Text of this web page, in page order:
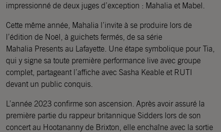
impressionné de deux juges d’exception : Mahalia et Mabel.
Cette même année, Mahalia l’invite à se produire lors de
l’édition de Noël, à guichets fermés, de sa série
Mahalia Presents au Lafayette. Une étape symbolique pour Tia,
qui y signe sa toute première performance live avec groupe
complet, partageant l’affiche avec Sasha Keable et RUTI
devant un public conquis.
L’année 2023 confirme son ascension. Après avoir assuré la
première partie du rappeur britannique Sidders lors de son
concert au Hootananny de Brixton, elle enchaîne avec la sortie